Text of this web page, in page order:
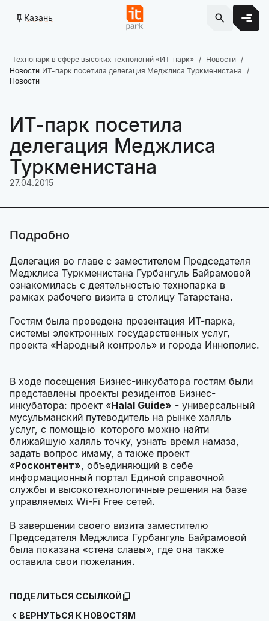
Казань
Технопарк в сфере высоких технологий «ИТ-парк»
Новости
Новости ИТ-парк посетила делегация Меджлиса Туркменистана
Новости
ИТ-парк посетила
делегация Меджлиса
Туркменистана
27.04.2015
Подробно
Делегация во главе с заместителем Председателя
Меджлиса Туркменистана Гурбангуль Байрамовой
ознакомилась с деятельностью технопарка в
рамках рабочего визита в столицу Татарстана.
Гостям была проведена презентация ИТ-парка,
системы электронных государственных услуг,
проекта «Народный контроль» и города Иннополис.
В ходе посещения Бизнес-инкубатора гостям были
представлены проекты резидентов Бизнес-
инкубатора: проект «Halal Guide» - универсальный
мусульманский путеводитель на рынке халяль
услуг, с помощью которого можно найти
ближайшую халяль точку, узнать время намаза,
задать вопрос имаму, а также проект
«Росконтент», объединяющий в себе
информационный портал Единой справочной
службы и высокотехнологичные решения на базе
управляемых Wi-Fi Free сетей.
В завершении своего визита заместителю
Председателя Меджлиса Гурбангуль Байрамовой
была показана «стена славы», где она также
оставила свои пожелания.
ВЕРНУТЬСЯ К НОВОСТЯМ
ПОДЕЛИТЬСЯ ССЫЛКОЙ